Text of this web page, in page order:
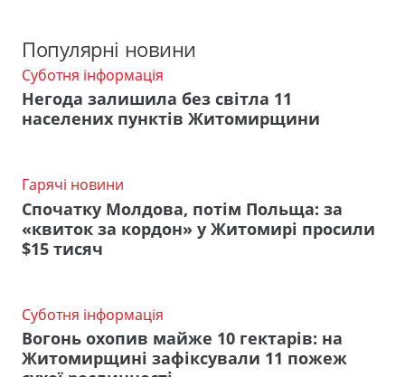
Популярні новини
Суботня інформація
Негода залишила без світла 11
населених пунктів Житомирщини
Гарячі новини
Спочатку Молдова, потім Польща: за
«квиток за кордон» у Житомирі просили
$15 тисяч
Суботня інформація
Вогонь охопив майже 10 гектарів: на
Житомирщині зафіксували 11 пожеж